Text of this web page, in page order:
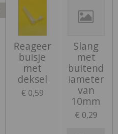
Reageer
buisje
met
deksel
€ 0,59
Slang
met
buitend
iameter
van
10mm
€ 0,29